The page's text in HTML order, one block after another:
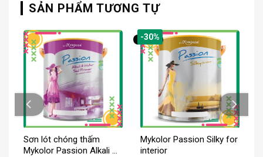
SẢN PHẨM TƯƠNG TỰ
Sơn lót chóng thấm
Mykolor Passion Alkali &
-30%
Mykolor Passion Silky for
interior